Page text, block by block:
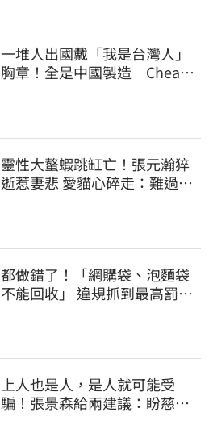
一堆人出國戴「我是台灣人」
胸章！全是中國製造 Cheap
靈性大螯蝦跳缸亡！張元瀚猝
逝惹妻悲 愛貓心碎走：難過不
都做錯了！「網購袋、泡麵袋
不能回收」 違規抓到最高罰
上人也是人，是人就可能受
騙！張景森給兩建議：盼慈濟